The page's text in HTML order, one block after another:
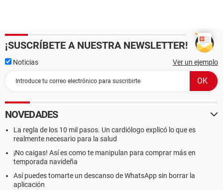
¡SUSCRÍBETE A NUESTRA NEWSLETTER!
Noticias Ver un ejemplo
NOVEDADES
La regla de los 10 mil pasos. Un cardiólogo explicó lo que es
realmente necesario para la salud
¡No caigas! Así es como te manipulan para comprar más en
temporada navideña
Así puedes tomarte un descanso de WhatsApp sin borrar la
aplicación